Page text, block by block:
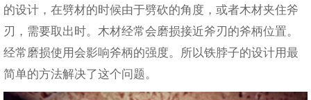
的设计，在劈材的时候由于劈砍的角度，或者木材夹住斧
刃，需要取出时。木材经常会磨损接近斧刃的斧柄位置。
经常磨损使用会影响斧柄的强度。所以铁脖子的设计用最
简单的方法解决了这个问题。